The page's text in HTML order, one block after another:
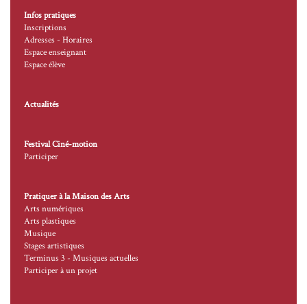
Infos pratiques
Inscriptions
Adresses - Horaires
Espace enseignant
Espace élève
Actualités
Festival Ciné-motion
Participer
Pratiquer à la Maison des Arts
Arts numériques
Arts plastiques
Musique
Stages artistiques
Terminus 3 - Musiques actuelles
Participer à un projet